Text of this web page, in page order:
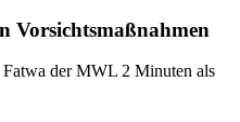
Vorsichtsmaßnahmen
der MWL 2 Minuten als